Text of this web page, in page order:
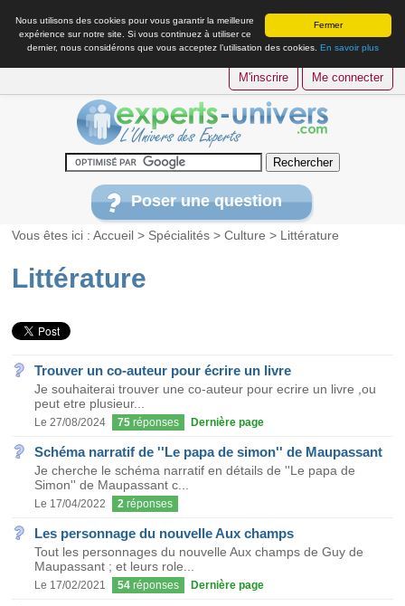
Fermer
Nous utilisons des cookies pour vous garantir la meilleure
expérience sur notre site. Si vous continuez à utiliser ce
dernier, nous considérons que vous acceptez l’utilisation des cookies. En savoir plus
M'inscrire Me connecter
Poser une question
Vous êtes ici :Accueil > Spécialités >Culture > Littérature
Littérature
Trouver un co-auteur pour écrire un livre
Je souhaiterai trouver une co-auteur pour ecrire un livre ,ou
peut etre plusieur...
Le 27/08/2024 75 réponses Dernière page
Schéma narratif de ''Le papa de simon'' de Maupassant
Je cherche le schéma narratif en détails de ''Le papa de
Simon'' de Maupassant c...
Le 17/04/2022 2 réponses
Les personnage du nouvelle Aux champs
Tout les personnages du nouvelle Aux champs de Guy de
Maupassant ; et leurs role...
Le 17/02/2021 54 réponses Dernière page